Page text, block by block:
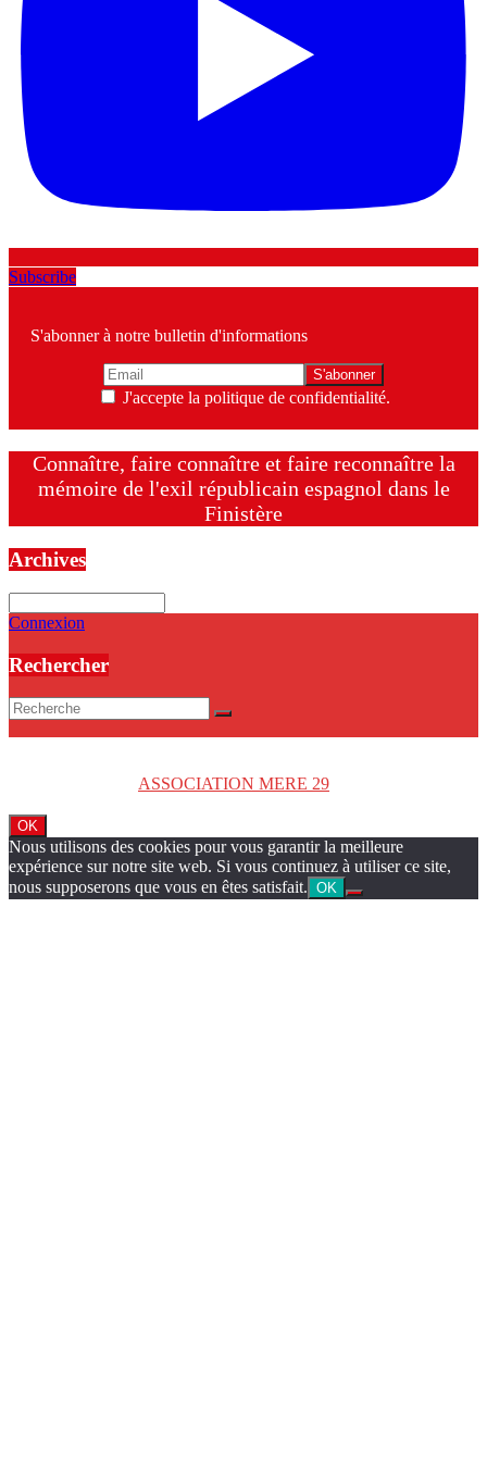
Subscribe
S'abonner à notre bulletin d'informations
J'accepte la politique de confidentialité.
Connaître, faire connaître et faire reconnaître la
mémoire de l'exil républicain espagnol dans le
Finistère
Archives
Connexion
Rechercher
ASSOCIATION MERE 29
OK
Nous utilisons des cookies pour vous garantir la meilleure
expérience sur notre site web. Si vous continuez à utiliser ce site,
nous supposerons que vous en êtes satisfait. OK